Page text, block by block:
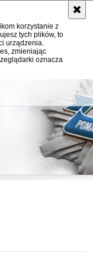
korzystanie z
tych plików, to
urządzenia.
zmieniając
oznacza